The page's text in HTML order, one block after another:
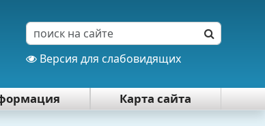
Версия для слабовидящих
Карта сайта